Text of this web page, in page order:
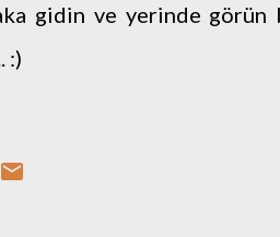
gidin ve yerinde görün
:)